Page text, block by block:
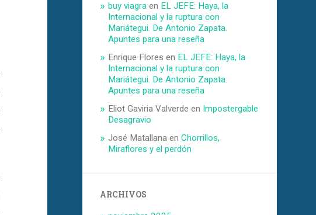
buy viagra en EL JEFE: Haya, la
Internacional y la ruptura con
Mariátegui. De Antonio Zapata.
Apuntes para una reseña
Enrique Flores en EL JEFE: Haya, la
Internacional y la ruptura con
Mariátegui. De Antonio Zapata.
Apuntes para una reseña
Eliot Gaviria Valverde en Impostergable
Desagravio
José Matallana enChorrillos,
Miraflores y el perdón
ARCHIVOS